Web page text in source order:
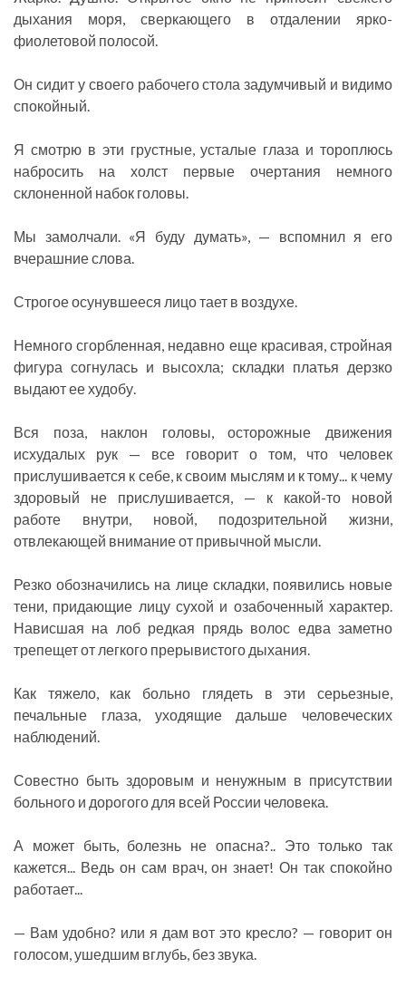
дыхания моря, сверкающего в отдалении ярко-
фиолетовой полосой.
Он сидит у своего рабочего стола задумчивый и видимо
спокойный.
Я смотрю в эти грустные, усталые глаза и тороплюсь
набросить на холст первые очертания немного
склоненной набок головы.
Мы замолчали. «Я буду думать», — вспомнил я его
вчерашние слова.
Строгое осунувшееся лицо тает в воздухе.
Немного сгорбленная, недавно еще красивая, стройная
фигура согнулась и высохла; складки платья дерзко
выдают ее худобу.
Вся поза, наклон головы, осторожные движения
исхудалых рук — все говорит о том, что человек
прислушивается к себе, к своим мыслям и к тому... к чему
здоровый не прислушивается, — к какой-то новой
работе внутри, новой, подозрительной жизни,
отвлекающей внимание от привычной мысли.
Резко обозначились на лице складки, появились новые
тени, придающие лицу сухой и озабоченный характер.
Нависшая на лоб редкая прядь волос едва заметно
трепещет от легкого прерывистого дыхания.
Как тяжело, как больно глядеть в эти серьезные,
печальные глаза, уходящие дальше человеческих
наблюдений.
Совестно быть здоровым и ненужным в присутствии
больного и дорогого для всей России человека.
А может быть, болезнь не опасна?.. Это только так
кажется... Ведь он сам врач, он знает! Он так спокойно
работает...
— Вам удобно? или я дам вот это кресло? — говорит он
голосом, ушедшим вглубь, без звука.